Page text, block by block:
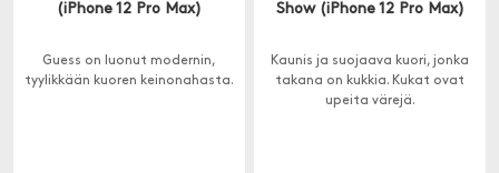
(iPhone 12 Pro Max)
Guess on luonut modernin,
tyylikkään kuoren keinonahasta.
Show (iPhone 12 Pro Max)
Kaunis ja suojaava kuori, jonka
takana on kukkia. Kukat ovat
upeita värejä.